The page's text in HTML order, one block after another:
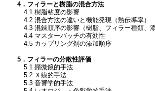
4．フィラーと樹脂の混合方法
4.1 樹脂粘度の影響
4.2 混合方法の違いと機能発現（熱伝導率）
4.3 混錬順序の影響（樹脂、フィラー種類、添
4.4 マスターバッチの有効性
4.5 カップリング剤の添加順序
5．フィラーの分散性評価
5.1 顕微鏡的手法
5.2 Ｘ線的手法
5.3 音響学的手法